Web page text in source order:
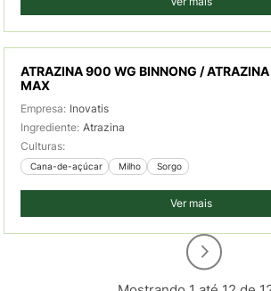
ATRAZINA 900 WG BINNONG /
MAX
Empresa: Inovatis
Ingrediente: Atrazina
Culturas:
Cana-de-açúcar Milho Sorgo
Ver mais